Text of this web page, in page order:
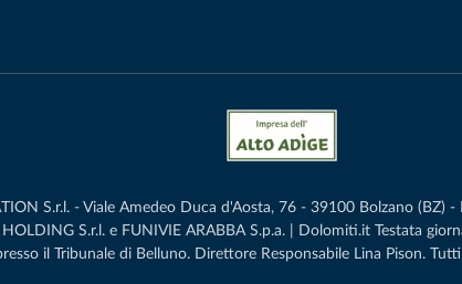
S.r.l. - Viale Amedeo Duca d'Aosta, 76 - 39100 Bolzano (BZ) -
S.r.l. e FUNIVIE ARABBA S.p.a. | Dolomiti.it Testata
il Tribunale di Belluno.­ Direttore Responsabile Lina Pison.